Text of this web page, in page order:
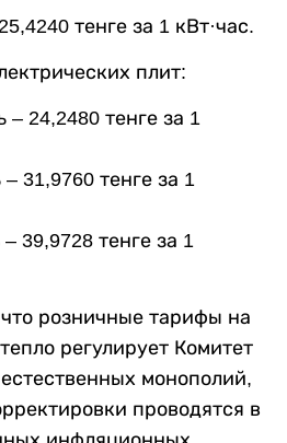
тенге за 1 кВт·час.
плит:
24,2480 тенге за 1
31,9760 тенге за 1
39,9728 тенге за 1
розничные тарифы на
регулирует Комитет
монополий,
проводятся в